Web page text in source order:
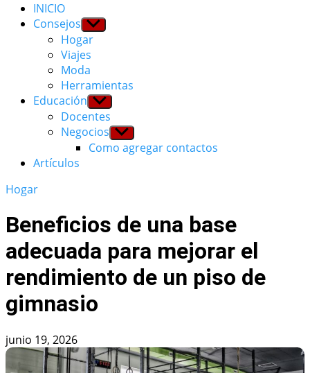
INICIO
Consejos Show
sub
menu
Hogar
Viajes
Moda
Herramientas
Educación Show
sub
menu
Docentes
Negocios Show
sub
menu
Como agregar contactos
Artículos
Hogar
Beneficios de una base
adecuada para mejorar el
rendimiento de un piso de
gimnasio
junio 19, 2026